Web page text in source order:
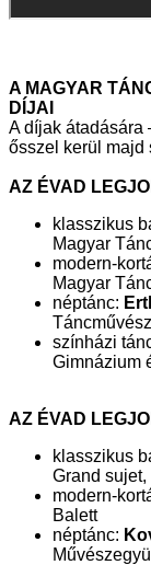
A MAGYAR
DÍJAI
A díjak átadására
ősszel kerül majd
AZ ÉVAD
klasszikus
Magyar
modern-
Magyar
néptánc:
színházi
Gimnázium
AZ ÉVAD
klasszikus
Grand
modern-
Balett
néptánc: